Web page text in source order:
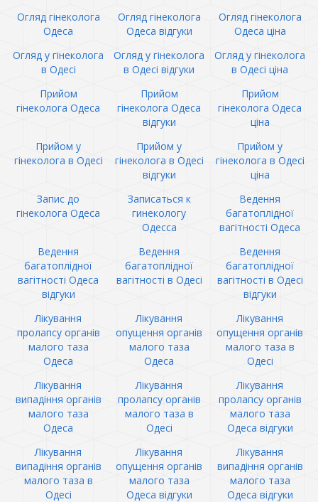
Огляд гінеколога
Одеса
Огляд гінеколога
Одеса відгуки
Огляд гінеколога
Одеса ціна
Огляд у гінеколога
в Одесі
Огляд у гінеколога
в Одесі відгуки
Огляд у гінеколога
в Одесі ціна
Прийом
гінеколога Одеса
Прийом
гінеколога Одеса
відгуки
Прийом
гінеколога Одеса
ціна
Прийом у
гінеколога в Одесі
Прийом у
гінеколога в Одесі
відгуки
Прийом у
гінеколога в Одесі
ціна
Запис до
гінеколога Одеса
Записаться к
гинекологу
Одесса
Ведення
багатоплідної
вагітності Одеса
Ведення
багатоплідної
вагітності Одеса
відгуки
Ведення
багатоплідної
вагітності в Одесі
Ведення
багатоплідної
вагітності в Одесі
відгуки
Лікування
пролапсу органів
малого таза
Одеса
Лікування
опущення органів
малого таза
Одеса
Лікування
опущення органів
малого таза в
Одесі
Лікування
випадіння органів
малого таза
Одеса
Лікування
пролапсу органів
малого таза в
Одесі
Лікування
пролапсу органів
малого таза
Одеса відгуки
Лікування
випадіння органів
малого таза в
Одесі
Лікування
опущення органів
малого таза
Одеса відгуки
Лікування
випадіння органів
малого таза
Одеса відгуки